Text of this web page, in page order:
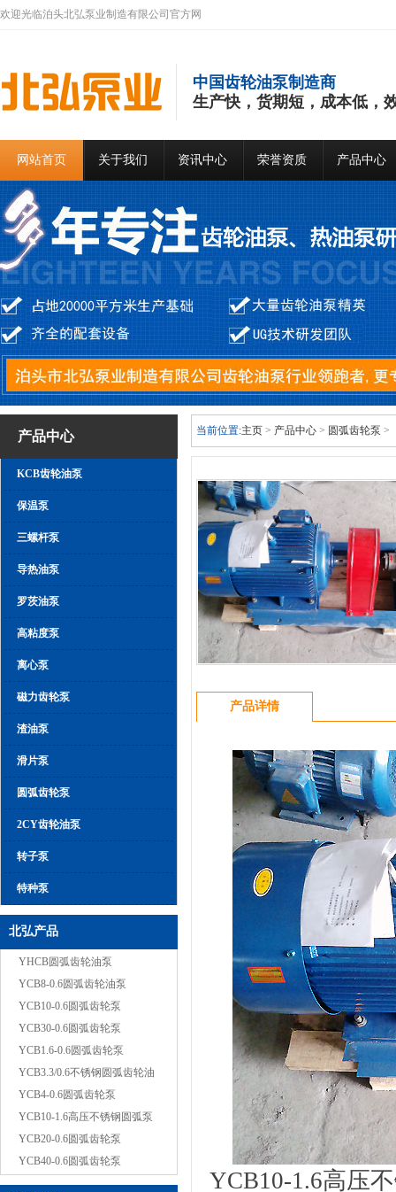
欢迎光临泊头北弘泵业制造有限公司官方网
中国齿轮油泵制造商
生产快，货期短，成本低，
网站首页 关于我们 资讯中心 荣誉资质 产品中心
产品中心
KCB齿轮油泵
保温泵
三螺杆泵
导热油泵
罗茨油泵
高粘度泵
离心泵
磁力齿轮泵
渣油泵
滑片泵
圆弧齿轮泵
2CY齿轮油泵
转子泵
特种泵
北弘产品
YHCB圆弧齿轮油泵
YCB8-0.6圆弧齿轮油泵
YCB10-0.6圆弧齿轮泵
YCB30-0.6圆弧齿轮泵
YCB1.6-0.6圆弧齿轮泵
YCB3.3/0.6不锈钢圆弧齿轮油
YCB4-0.6圆弧齿轮泵
YCB10-1.6高压不锈钢圆弧泵
YCB20-0.6圆弧齿轮泵
YCB40-0.6圆弧齿轮泵
当前位置:主页 > 产品中心 > 圆弧齿轮泵 >
产品详情
YCB10-1.6高压